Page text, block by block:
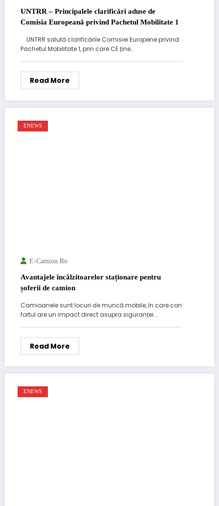
UNTRR – Principalele clarificări aduse de
Comisia Europeană privind Pachetul Mobilitate 1
UNTRR salută clarificările Comisiei Europene privind
Pachetul Mobilitate 1, prin care CE ține…
Read More
ENEWS
E-Camion.ro
Avantajele încălzitoarelor staționare pentru
șoferii de camion
Camioanele sunt locuri de muncă mobile, în care con
fortul are un impact direct asupra siguranței.…
Read More
ENEWS